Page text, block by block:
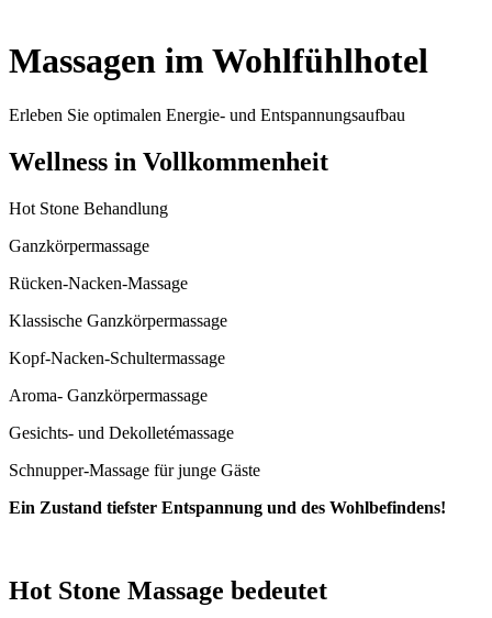
Massagen im Wohlfühlhotel
Erleben Sie optimalen Energie- und Entspannungsaufbau
Wellness in Vollkommenheit
Hot Stone Behandlung
Ganzkörpermassage
Rücken-Nacken-Massage
Klassische Ganzkörpermassage
Kopf-Nacken-Schultermassage
Aroma- Ganzkörpermassage
Gesichts- und Dekolletémassage
Schnupper-Massage für junge Gäste
Ein Zustand tiefster Entspannung und des Wohlbefindens!
Hot Stone Massage bedeutet